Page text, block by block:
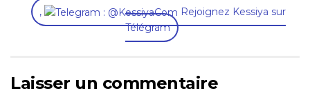
,
Rejoignez Kessiya sur
Télégram
Laisser un commentaire